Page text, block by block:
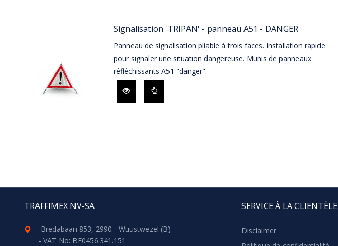
Signalisation 'TRIPAN' - panneau A51 - DANGER
Panneau de signalisation pliable à trois faces. Installation rapide
pour signaler une situation dangereuse. Munis de panneaux
réfléchissants A51 "danger".
TRAFFIMEX NV-SA
Bredabaan 853, 2990 - Wuustwezel (B)
- VAT No: BE0456.341.151
SERVICE À LA CLIENTÈLE
Disclaimer